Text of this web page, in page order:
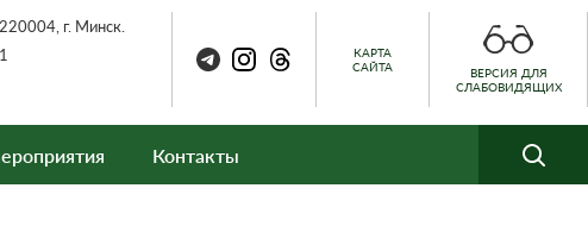
г. Минск.
КАРТА
САЙТА
ВЕРСИЯ ДЛЯ
СЛАБОВИДЯЩИХ
Контакты